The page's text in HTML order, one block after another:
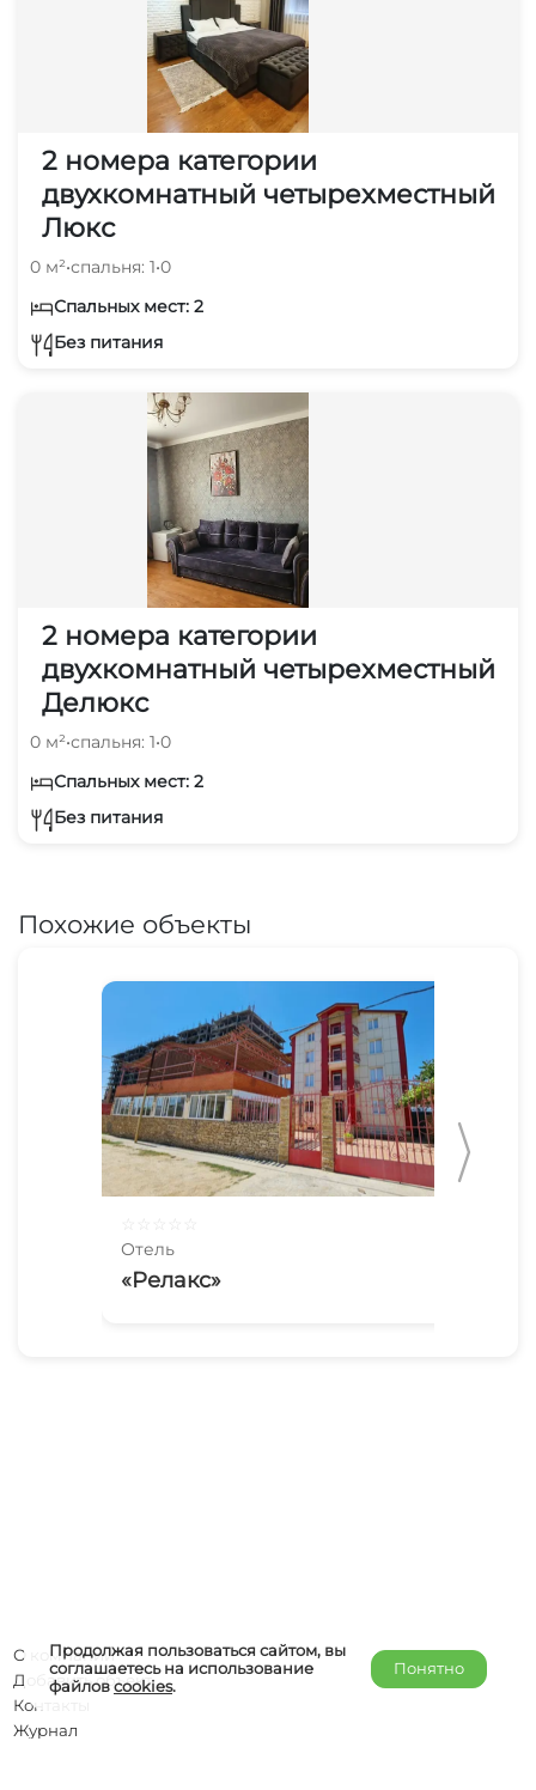
2 номера категории
двухкомнатный четырехместный
Люкс
0 м²•спальня: 1•0
Спальных мест: 2
Без питания
2 номера категории
двухкомнатный четырехместный
Делюкс
0 м²•спальня: 1•0
Спальных мест: 2
Без питания
Похожие объекты
Отель
«Релакс»
Продолжая пользоваться сайтом, вы
соглашаетесь на использование
файловcookies.
Понятно
О компании
Добавить объект
Контакты
Журнал